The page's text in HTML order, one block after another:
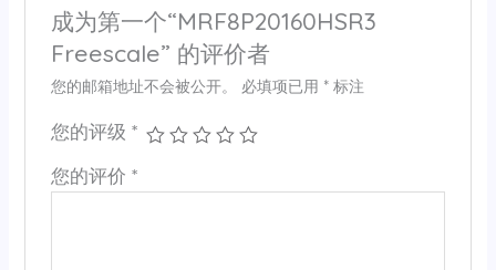
成为第一个“MRF8P20160HSR3
Freescale” 的评价者
您的邮箱地址不会被公开。 必填项已用 *标注
您的评级 *
您的评价 *